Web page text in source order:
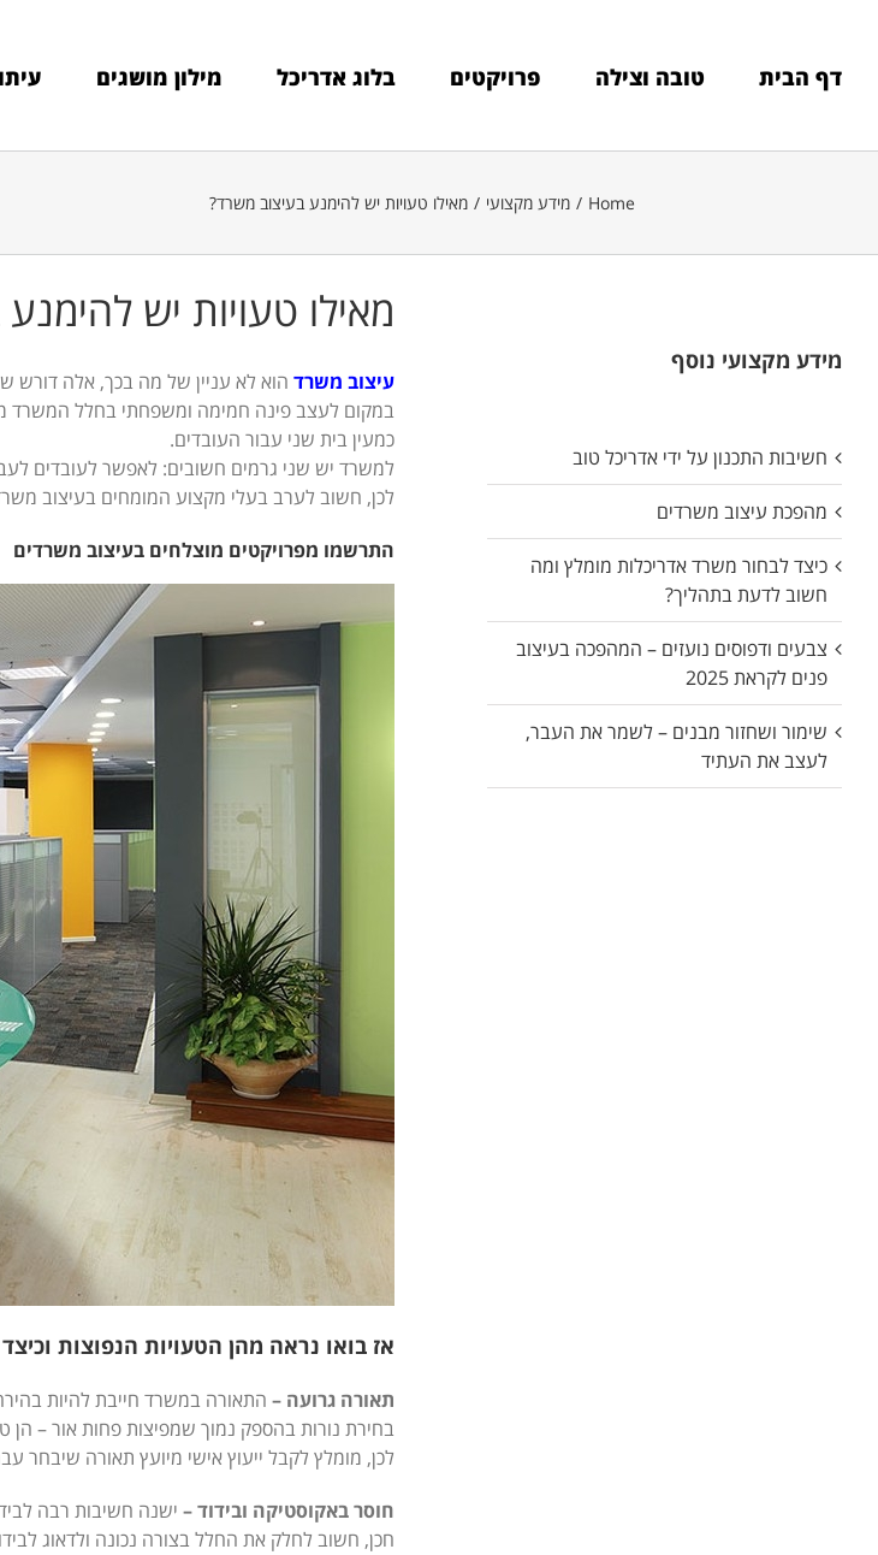
contentדף הבית טובה וצילה פרויקטים בלוג אדריכל מילון מושגים
Home
/ מידע מקצועי / מאילו טעויות יש להימנע בעיצוב משרד?
מאילו טעויות יש
עיצוב משרד הוא לא עניין של מה בכך, אלה דורש
במקום לעצב פינה חמימה ומשפחתי בחלל המשרד
כמעין בית שני עבור העובדים.
למשרד יש שני גרמים חשובים: לאפשר לעובדים
לכן, חשוב לערב בעלי מקצוע המומחים בעיצוב
התרשמו מפרויקטים מוצלחים בעיצוב משרדים
אז בואו נראה מהן הטעויות הנפוצות
תאורה גרועה – התאורה במשרד חייבת להיות
בחירת נורות בהספק נמוך שמפיצות פחות אור –
לכן, מומלץ לקבל ייעוץ אישי מיועץ תאורה שיבחר
חוסר באקוסטיקה ובידוד – ישנה חשיבות רבה
חכן, חשוב לחלק את החלל בצורה נכונה ולדאוג
מידע מקצועי נוסף
חשיבות התכנון על ידי אדריכל טוב
מהפכת עיצוב משרדים
כיצד לבחור משרד אדריכלות מומלץ ומה
חשוב לדעת בתהליך?
צבעים ודפוסים נועזים – המהפכה בעיצוב
פנים לקראת 2025
שימור ושחזור מבנים – לשמר את העבר,
לעצב את העתיד